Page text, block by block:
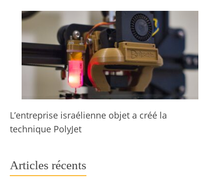
L’entreprise israélienne objet a créé la
technique PolyJet
Articles récents